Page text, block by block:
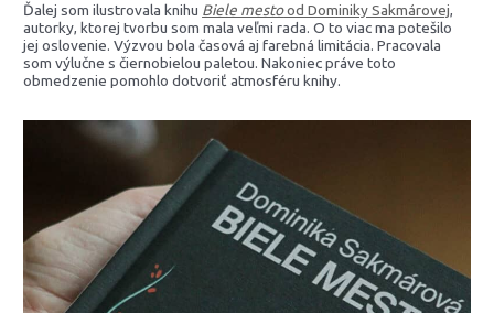
Ďalej som ilustrovala knihu Biele mestood Dominiky Sakmárovej,
autorky, ktorej tvorbu som mala veľmi rada. O to viac ma potešilo
jej oslovenie. Výzvou bola časová aj farebná limitácia. Pracovala
som výlučne s čiernobielou paletou. Nakoniec práve toto
obmedzenie pomohlo dotvoriť atmosféru knihy.